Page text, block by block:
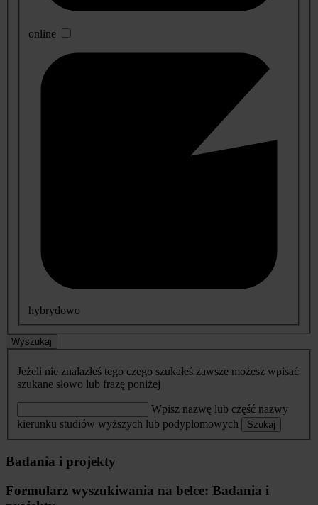
online
hybrydowo
Wyszukaj
Jeżeli nie znalazłeś tego czego szukałeś zawsze możesz wpisać
szukane słowo lub frazę poniżej
Wpisz nazwę lub część nazwy
kierunku studiów wyższych lub podyplomowych
Szukaj
Badania i projekty
Formularz wyszukiwania na belce: Badania i